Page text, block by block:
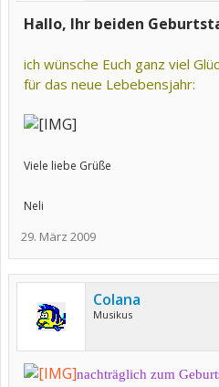
Hallo, Ihr beiden
ich wünsche Euch ganz viel
für das neue Lebebensjahr:
Viele liebe Grüße
Neli
29. März 2009
Colana
Musikus
nachträglich zum